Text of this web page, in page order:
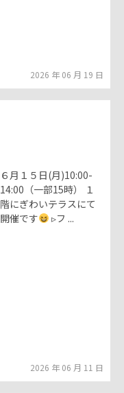
2026 年 06 月 19 日
６月１５日(月)10:00-
14:00（一部15時） １
階にぎわいテラスにて
開催です
▹フ ...
2026 年 06 月 11 日